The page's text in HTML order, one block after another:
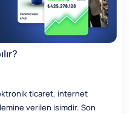
ticaret, internet
verilen isimdir. Son